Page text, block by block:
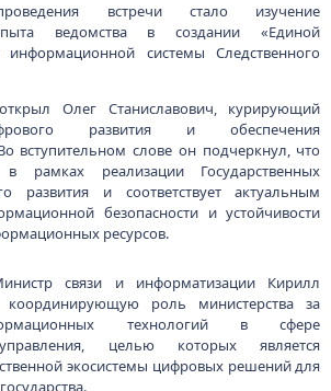
встречи стало изучение
ведомства в создании «Единой
информационной системы Следственного
Олег Станиславович, курирующий
развития и обеспечения
вступительном слове он подчеркнул, что
рамках реализации Государственных
развития и соответствует актуальным
безопасности и устойчивости
ресурсов.
связи и информатизации Кирилл
координирующую роль министерства за
технологий в сфере
управления, целью которых является
экосистемы цифровых решений для